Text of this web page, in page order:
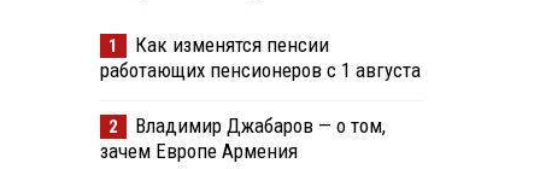
1
Как изменятся пенсии
работающих пенсионеров с 1 августа
2
Владимир Джабаров — о том,
зачем Европе Армения